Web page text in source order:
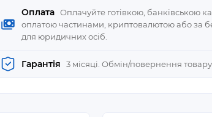
Оплата Оплачуйте готівкою, банківською
оплатою частинами, криптовалютою або за
для юридичних осіб.
Гарантія 3 місяці. Обмін/повернення